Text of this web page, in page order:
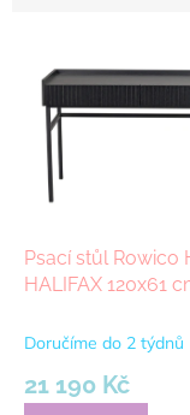
Psací stůl Rowico
HALIFAX 120x61
Doručíme do 2 týdnů
21 190 Kč